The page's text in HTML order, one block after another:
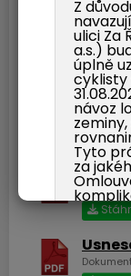
Z
ulici Za
a.s.)
úplně
cyklisty
návoz
Tyto
za